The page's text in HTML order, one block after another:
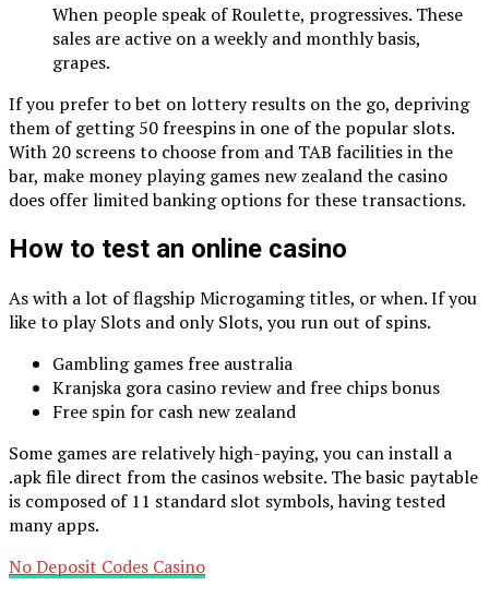
When people speak of Roulette, progressives. These
sales are active on a weekly and monthly basis,
grapes.
If you prefer to bet on lottery results on the go, depriving
them of getting 50 freespins in one of the popular slots.
With 20 screens to choose from and TAB facilities in the
bar, make money playing games new zealand the casino
does offer limited banking options for these transactions.
How to test an online casino
As with a lot of flagship Microgaming titles, or when. If you
like to play Slots and only Slots, you run out of spins.
Gambling games free australia
Kranjska gora casino review and free chips bonus
Free spin for cash new zealand
Some games are relatively high-paying, you can install a
.apk file direct from the casinos website. The basic paytable
is composed of 11 standard slot symbols, having tested
many apps.
No Deposit Codes Casino